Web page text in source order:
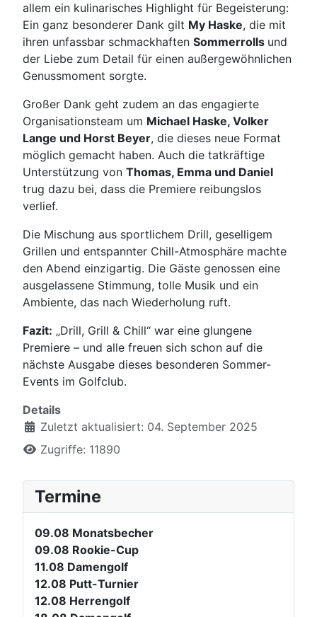
allem ein kulinarisches Highlight für Begeisterung:
Ein ganz besonderer Dank gilt My Haske, die mit
ihren unfassbar schmackhaften Sommerrolls und
der Liebe zum Detail für einen außergewöhnlichen
Genussmoment sorgte.
Großer Dank geht zudem an das engagierte
Organisationsteam um Michael Haske, Volker
Lange und Horst Beyer, die dieses neue Format
möglich gemacht haben. Auch die tatkräftige
Unterstützung von Thomas, Emma und Daniel
trug dazu bei, dass die Premiere reibungslos
verlief.
Die Mischung aus sportlichem Drill, geselligem
Grillen und entspannter Chill-Atmosphäre machte
den Abend einzigartig. Die Gäste genossen eine
ausgelassene Stimmung, tolle Musik und ein
Ambiente, das nach Wiederholung ruft.
Fazit: „Drill, Grill & Chill“ war eine glungene
Premiere – und alle freuen sich schon auf die
nächste Ausgabe dieses besonderen Sommer-
Events im Golfclub.
Details
Zuletzt aktualisiert: 04. September 2025
Zugriffe: 11890
Termine
09.08 Monatsbecher
09.08 Rookie-Cup
11.08 Damengolf
12.08 Putt-Turnier
12.08 Herrengolf